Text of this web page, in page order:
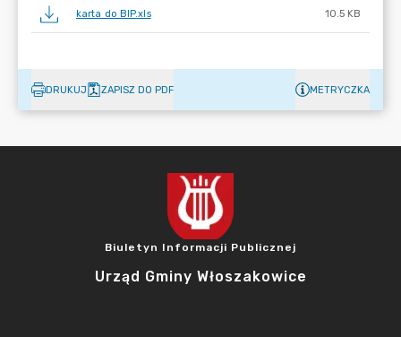
karta do BIP.xls 10.5 KB
DRUKUJ ZAPISZ DO PDF METRYCZKA
Biuletyn Informacji Publicznej
Urząd Gminy Włoszakowice